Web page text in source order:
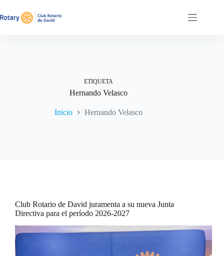
al
contenido
ETIQUETA
Hernando Velasco
Inicio Hernando Velasco
Club Rotario de David juramenta a su nueva Junta
Directiva para el período 2026-2027